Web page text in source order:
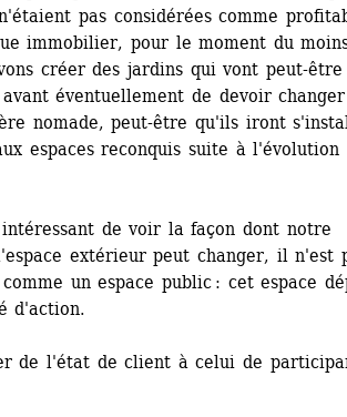
pas considérées comme
immobilier, pour le moment du
créer des jardins qui vont peut-être
éventuellement de devoir
nomade, peut-être qu'ils iront
espaces reconquis suite à
de voir la façon dont notre
extérieur peut changer, il n'est
un espace public : cet espace
d'action.
de l'état de client à celui de